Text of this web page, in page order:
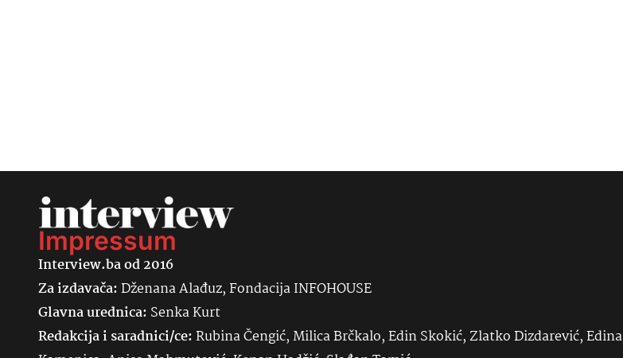
Impressum
Interview.ba od 2016
Za izdavača:Dženana Alađuz, Fondacija INFOHOUSE
Glavna urednica: SenkaKurt
Redakcija i saradnici/ce:Rubina Čengić, Milica Brčkalo, Edin Skokić, Zlatko Dizdarević, Edina